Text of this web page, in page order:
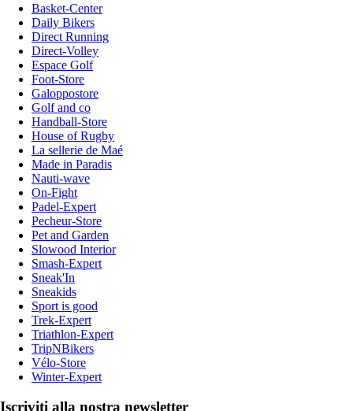
Basket-Center
Daily Bikers
Direct Running
Direct-Volley
Espace Golf
Foot-Store
Galoppostore
Golf and co
Handball-Store
House of Rugby
La sellerie de Maé
Made in Paradis
Nauti-wave
On-Fight
Padel-Expert
Pecheur-Store
Pet and Garden
Slowood Interior
Smash-Expert
Sneak'In
Sneakids
Sport is good
Trek-Expert
Triathlon-Expert
TripNBikers
Vélo-Store
Winter-Expert
Iscriviti alla nostra newsletter